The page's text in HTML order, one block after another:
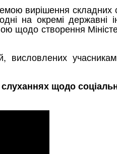
вирішення складних
на окремі державні
щодо створення
висловлених
щодо